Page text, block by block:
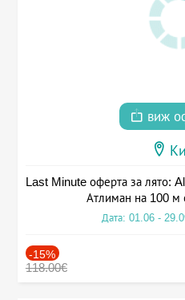
виж
Last Minute оферта за лято:
Атлиман на 100 м
Дата: 01.06 -
-15%
118.00€